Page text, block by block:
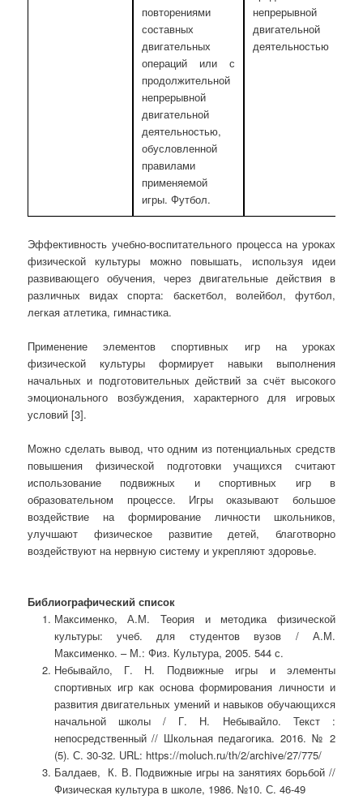
повторениями
составных
двигательных
операций или с
продолжительной
непрерывной
двигательной
деятельностью,
обусловленной
правилами
применяемой
игры. Футбол.
непрерывной
двигательной
деятельностью
Эффективность учебно-воспитательного процесса на уроках
физической культуры можно повышать, используя идеи
развивающего обучения, через двигательные действия в
различных видах спорта: баскетбол, волейбол, футбол,
легкая атлетика, гимнастика.
Применение элементов спортивных игр на уроках
физической культуры формирует навыки выполнения
начальных и подготовительных действий за счёт высокого
эмоционального возбуждения, характерного для игровых
условий [3].
Можно сделать вывод, что одним из потенциальных средств
повышения физической подготовки учащихся считают
использование подвижных и спортивных игр в
образовательном процессе. Игры оказывают большое
воздействие на формирование личности школьников,
улучшают физическое развитие детей, благотворно
воздействуют на нервную систему и укрепляют здоровье.
Библиографический список
Максименко, А.М. Теория и методика физической
культуры: учеб. для студентов вузов / А.М.
Максименко. – М.: Физ. Культура, 2005. 544 с.
Небывайло, Г. Н. Подвижные игры и элементы
спортивных игр как основа формирования личности и
развития двигательных умений и навыков обучающихся
начальной школы / Г. Н. Небывайло. Текст :
непосредственный // Школьная педагогика. 2016. № 2
(5). С. 30-32. URL: https://moluch.ru/th/2/archive/27/775/
Балдаев, К. В. Подвижные игры на занятиях борьбой //
Физическая культура в школе, 1986. №10. С. 46-49